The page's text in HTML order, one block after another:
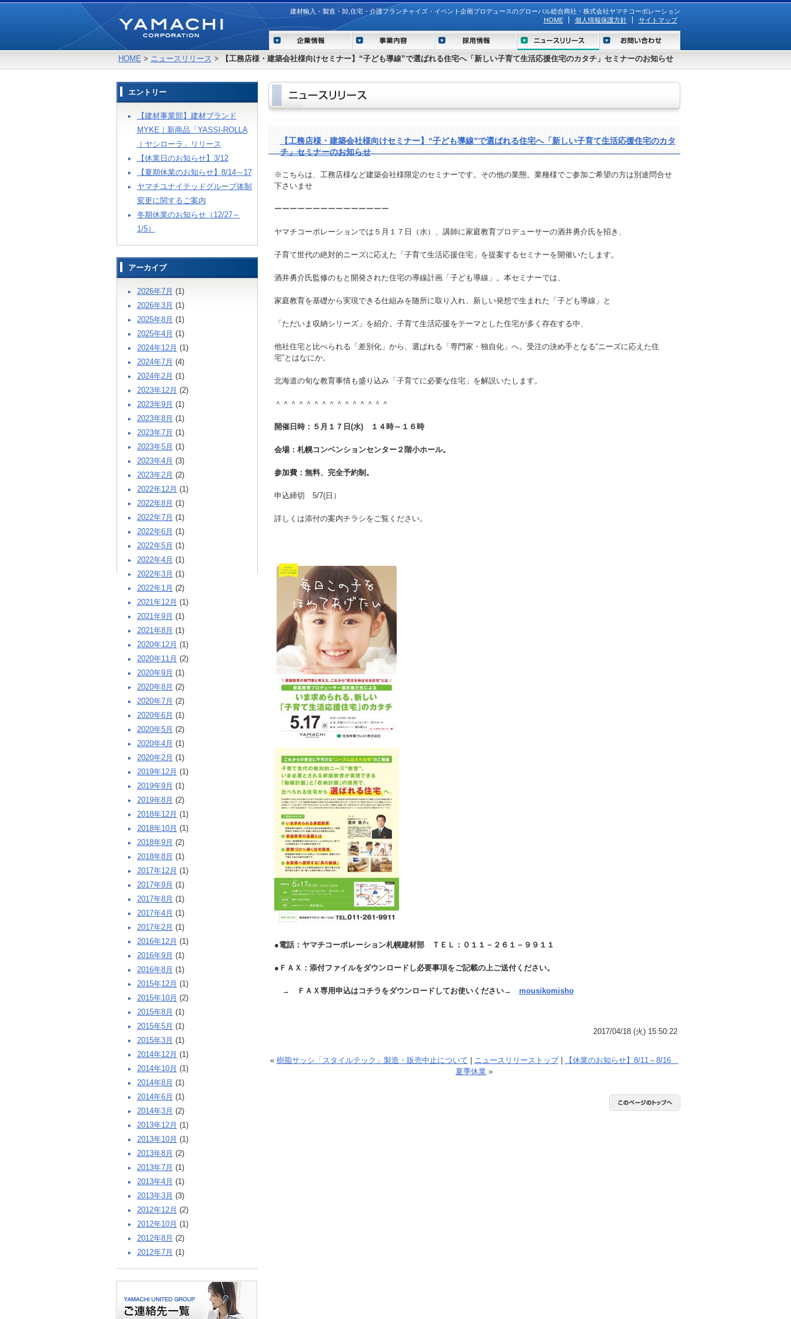
建材輸入・製造・卸,住宅・介護フランチャイズ・イベント企画プロデュースのグローバル総合商社・株式会社ヤマチコーポレーション
HOME
個人情報保護方針 サイトマップ
HOME > ニュースリリース > 【工務店様・建築会社様向けセミナー】“子ども導線”で選ばれる住宅へ「新しい子育て生活応援住宅のカタチ」セミナーのお知らせ
【工務店様・建築会社様向けセミナー】“子ども導線”で選ばれる住宅へ「新しい子育て生活応援住宅のカタ
チ」セミナーのお知らせ
※こちらは、工務店様など建築会社様限定のセミナーです。その他の業態。業種様でご参加ご希望の方は別途問合せ
下さいませ
ーーーーーーーーーーーーーーー
ヤマチコーポレーションでは５月１７日（水）、講師に家庭教育プロデューサーの酒井勇介氏を招き、
子育て世代の絶対的ニーズに応えた「子育て生活応援住宅」を提案するセミナーを開催いたします。
酒井勇介氏監修のもと開発された住宅の導線計画「子ども導線」。本セミナーでは、
家庭教育を基礎から実現できる仕組みを随所に取り入れ、新しい発想で生まれた「子ども導線」と
「ただいま収納シリーズ」を紹介。子育て生活応援をテーマとした住宅が多く存在する中、
他社住宅と比べられる「差別化」から、選ばれる「専門家・独自化」へ。受注の決め手となる“ニーズに応えた住
宅”とはなにか。
北海道の旬な教育事情も盛り込み「子育てに必要な住宅」を解説いたします。
＾＾＾＾＾＾＾＾＾＾＾＾＾＾＾
開催日時：５月１７日(水) １４時～１６時
会場：札幌コンベンションセンター２階小ホール。
参加費：無料、完全予約制。
申込締切 5/7(日）
詳しくは添付の案内チラシをご覧ください。
●電話：ヤマチコーポレーション札幌建材部 ＴＥＬ：０１１－２６１－９９１１
●ＦＡＸ：添付ファイルをダウンロードし必要事項をご記載の上ご送付ください。
→ ＦＡＸ専用申込はコチラをダウンロードしてお使いください→ mousikomisho
2017/04/18 (火) 15:50:22
« 樹脂サッシ「スタイルテック」製造・販売中止について ニュースリリーストップ|
【休業のお知らせ】8/11～8/16
夏季休業 »
エントリー
【建材事業部】建材ブランド
MYKE｜新商品「YASSI-ROLLA
｜ヤシローラ」リリース
【休業日のお知らせ】3/12
【夏期休業のお知らせ】8/14～17
ヤマチユナイテッドグループ体制
変更に関するご案内
冬期休業のお知らせ（12/27～
1/5）
アーカイブ
2026年7月 (1)
2026年3月 (1)
2025年8月 (1)
2025年4月 (1)
2024年12月 (1)
2024年7月 (4)
2024年2月 (1)
2023年12月 (2)
2023年9月 (1)
2023年8月 (1)
2023年7月 (1)
2023年5月 (1)
2023年4月 (3)
2023年2月 (2)
2022年12月 (1)
2022年8月 (1)
2022年7月 (1)
2022年6月 (1)
2022年5月 (1)
2022年4月 (1)
2022年3月 (1)
2022年1月 (2)
2021年12月 (1)
2021年9月 (1)
2021年8月 (1)
2020年12月 (1)
2020年11月 (2)
2020年9月 (1)
2020年8月 (2)
2020年7月 (2)
2020年6月 (1)
2020年5月 (2)
2020年4月 (1)
2020年2月 (1)
2019年12月 (1)
2019年9月 (1)
2019年8月 (2)
2018年12月 (1)
2018年10月 (1)
2018年9月 (2)
2018年8月 (1)
2017年12月 (1)
2017年9月 (1)
2017年8月 (1)
2017年4月 (1)
2017年2月 (1)
2016年12月 (1)
2016年9月 (1)
2016年8月 (1)
2015年12月 (1)
2015年10月 (2)
2015年8月 (1)
2015年5月 (1)
2015年3月 (1)
2014年12月 (1)
2014年10月 (1)
2014年8月 (1)
2014年6月 (1)
2014年3月 (2)
2013年12月 (1)
2013年10月 (1)
2013年8月 (2)
2013年7月 (1)
2013年4月 (1)
2013年3月 (3)
2012年12月 (2)
2012年10月 (1)
2012年8月 (2)
2012年7月 (1)